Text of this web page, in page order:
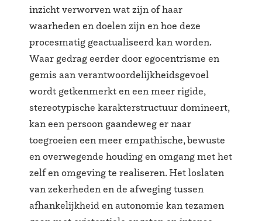
inzicht verworven wat zijn of haar
waarheden en doelen zijn en hoe deze
procesmatig geactualiseerd kan worden.
Waar gedrag eerder door egocentrisme en
gemis aan verantwoordelijkheidsgevoel
wordt getkenmerkt en een meer rigide,
stereotypische karakterstructuur domineert,
kan een persoon gaandeweg er naar
toegroeien een meer empathische, bewuste
en overwegende houding en omgang met het
zelf en omgeving te realiseren. Het loslaten
van zekerheden en de afweging tussen
afhankelijkheid en autonomie kan tezamen